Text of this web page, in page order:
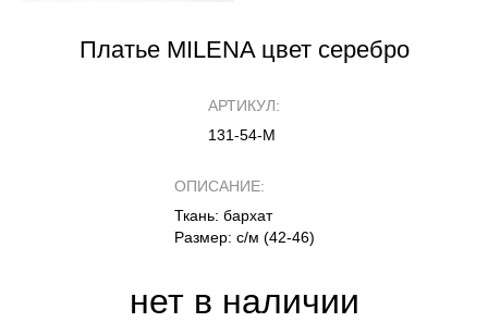
Платье MILENA цвет серебро
АРТИКУЛ:
131-54-М
ОПИСАНИЕ:
Ткань: бархат
Размер: с/м (42-46)
нет в наличии